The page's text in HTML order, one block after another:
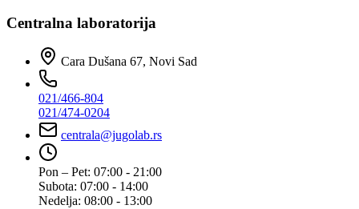
Centralna laboratorija
Cara Dušana 67, Novi Sad
021/466-804
021/474-0204
centrala@jugolab.rs
Pon – Pet: 07:00 - 21:00
Subota: 07:00 - 14:00
Nedelja: 08:00 - 13:00